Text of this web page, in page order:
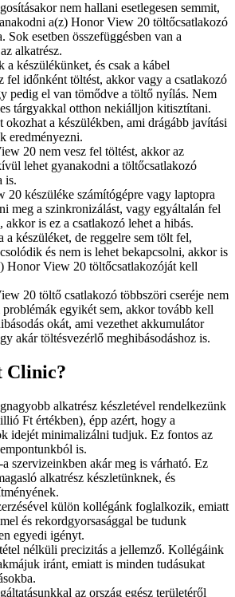
nem hallani esetlegesen semmit,
a(z) Honor View 20 töltőcsatlakozó
Sok esetben összefüggésben van a
alkatrész.
a készülékünket, és csak a kábel
fel időnként töltést, akkor vagy a csatlakozó
pedig el van tömődve a töltő nyílás. Nem
tárgyakkal otthon nekiálljon kitisztítani.
okozhat a készülékben, ami drágább javítási
eredményezni.
20 nem vesz fel töltést, akkor az
lehet gyanakodni a töltőcsatlakozó
is.
készüléke számítógépre vagy laptopra
meg a szinkronizálást, vagy egyáltalán fel
akkor is ez a csatlakozó lehet a hibás.
a készüléket, de reggelre sem tölt fel,
és nem is lehet bekapcsolni, akkor is
Honor View 20 töltőcsatlakozóját kell
20 töltő csatlakozó többszöri cseréje nem
egyikét sem, akkor tovább kell
okát, ami vezethet akkumulátor
akár töltésvezérlő meghibásodáshoz is.
Clinic?
alkatrész készletével rendelkezünk
Ft értékben), épp azért, hogy a
idejét minimalizálni tudjuk. Ez fontos az
is.
szervizeinkben akár meg is várható. Ez
alkatrész készletünknek, és
külön kollégánk foglalkozik, emiatt
és rekordgyorsasággal be tudunk
egyedi igényt.
nélküli precizitás a jellemző. Kollégáink
iránt, emiatt is minden tudásukat
az ország egész területéről